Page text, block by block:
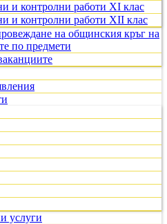
и контролни работи XI клас
и контролни работи XII клас
на общинския кръг на
по предмети
услуги